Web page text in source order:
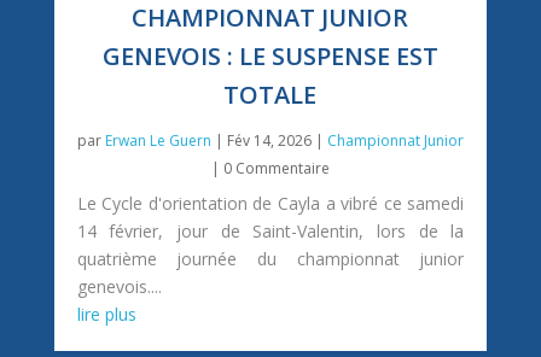
CHAMPIONNAT JUNIOR
GENEVOIS : LE SUSPENSE EST
TOTALE
par Erwan Le Guern | Fév 14, 2026| Championnat Junior
| 0 Commentaire
Le Cycle d'orientation de Cayla a vibré ce samedi
14 février, jour de Saint-Valentin, lors de la
quatrième journée du championnat junior
genevois....
lire plus